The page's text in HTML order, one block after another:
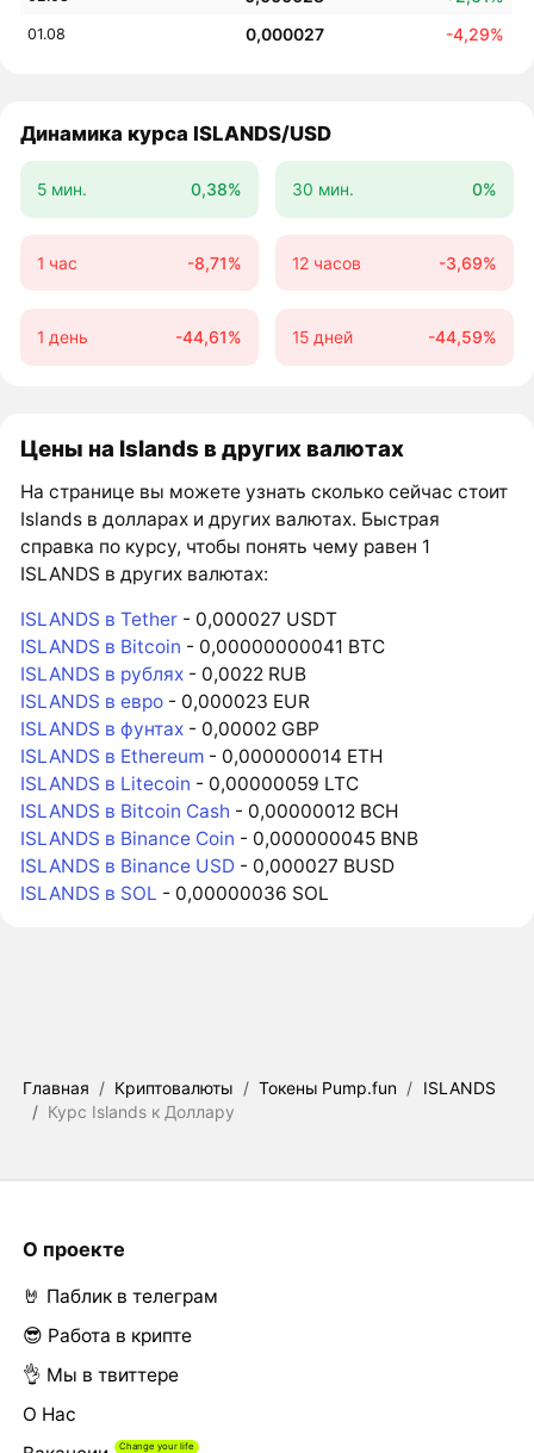
01.08 0,000027 -4,29%
Динамика курса ISLANDS/USD
5 мин. 0,38% 30 мин. 0%
1 час -8,71% 12 часов -3,69%
1 день -44,61% 15 дней -44,59%
Цены на Islands в других валютах
На странице вы можете узнать сколько сейчас стоит
Islands в долларах и других валютах. Быстрая
справка по курсу, чтобы понять чему равен 1
ISLANDS в других валютах:
ISLANDS в Tether - 0,000027 USDT
ISLANDS в Bitcoin - 0,00000000041 BTC
ISLANDS в рублях - 0,0022 RUB
ISLANDS в евро - 0,000023 EUR
ISLANDS в фунтах - 0,00002 GBP
ISLANDS в Ethereum - 0,000000014 ETH
ISLANDS в Litecoin - 0,00000059 LTC
ISLANDS в Bitcoin Cash - 0,00000012 BCH
ISLANDS в Binance Coin - 0,000000045 BNB
ISLANDS в Binance USD - 0,000027 BUSD
ISLANDS в SOL - 0,00000036 SOL
Главная / Криптовалюты / Токены Pump.fun / ISLANDS
/ Курс Islands к Доллару
О проекте
🤘 Паблик в телеграм
😎 Работа в крипте
👌 Мы в твиттере
О Нас